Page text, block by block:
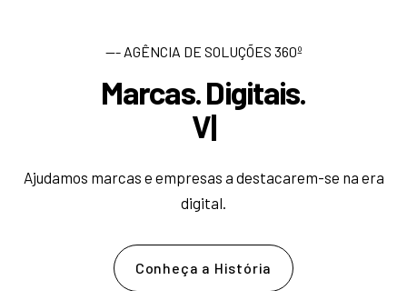
--- AGÊNCIA DE SOLUÇÕES 360º
Marcas. Digitais.
De
Ajudamos marcas e empresas a destacarem-se na era
digital.
Conheça a História